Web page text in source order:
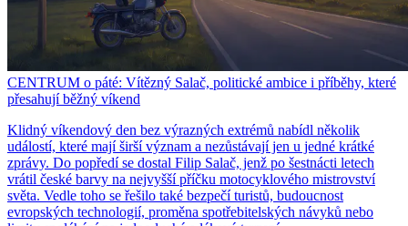
CENTRUM o páté: Vítězný Salač, politické ambice i příběhy, které
přesahují běžný víkend
Klidný víkendový den bez výrazných extrémů nabídl několik
událostí, které mají širší význam a nezůstávají jen u jedné krátké
zprávy. Do popředí se dostal Filip Salač, jenž po šestnácti letech
vrátil české barvy na nejvyšší příčku motocyklového mistrovství
světa. Vedle toho se řešilo také bezpečí turistů, budoucnost
evropských technologií, proměna spotřebitelských návyků nebo